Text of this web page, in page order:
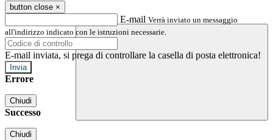
button close ×
E-mail Verrà inviato un messaggio
all'indirizzo indicato con le istruzioni necessarie.
E-mail inviata, si prega di controllare la casella di posta elettronica!
Errore
Chiudi
Successo
Chiudi